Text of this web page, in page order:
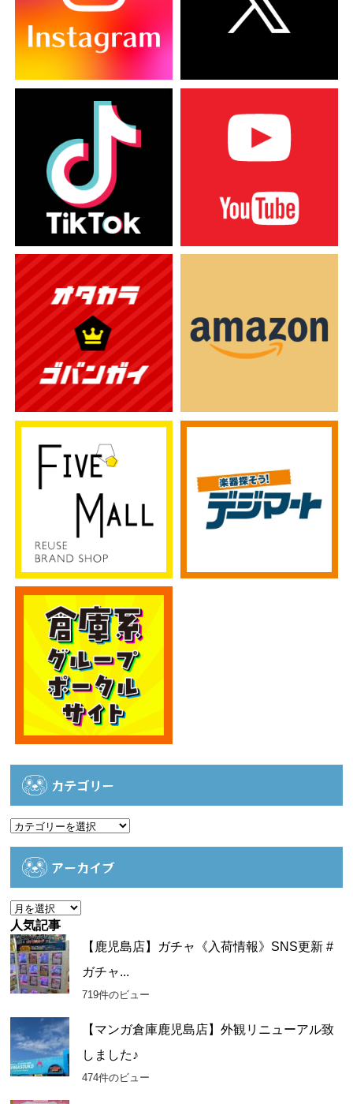
カテゴリー
カ
アーカイブ
ア
ー
カ
イ
ブ
人気記事
【鹿児島店】ガチャ《入荷情報》SNS更新 #
ガチャ...
719件のビュー
【マンガ倉庫鹿児島店】外観リニューアル致
しました♪
474件のビュー